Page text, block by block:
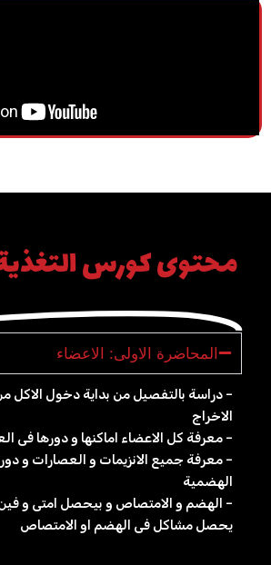
محتوى كورس
المحاضرة الاولى: الاعضاء
– دراسة بالتفصيل من بداية دخول الاكل
الاخراج
– معرفة كل الاعضاء اماكنها و دورها فى
– معرفة جميع الانزيمات و العصارات و
الهضمية
– الهضم و الامتصاص و بيحصل امتى و
يحصل مشاكل فى الهضم او الامتصاص